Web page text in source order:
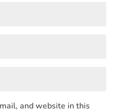
and website in this